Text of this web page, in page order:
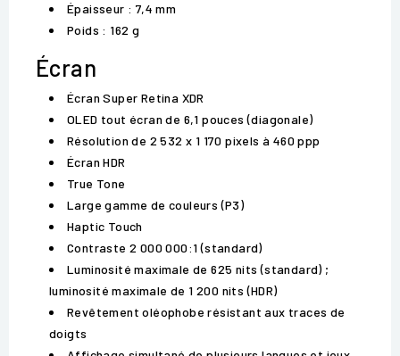
Épaisseur : 7,4 mm
Poids : 162 g
Écran
Écran Super Retina XDR
OLED tout écran de 6,1 pouces (diagonale)
Résolution de 2 532 x 1 170 pixels à 460 ppp
Écran HDR
True Tone
Large gamme de couleurs (P3)
Haptic Touch
Contraste 2 000 000:1 (standard)
Luminosité maximale de 625 nits (standard) ;
luminosité maximale de 1 200 nits (HDR)
Revêtement oléophobe résistant aux traces de
doigts